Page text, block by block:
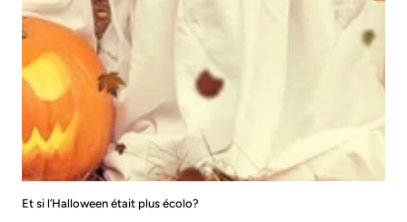
Et si l’Halloween était plus écolo?